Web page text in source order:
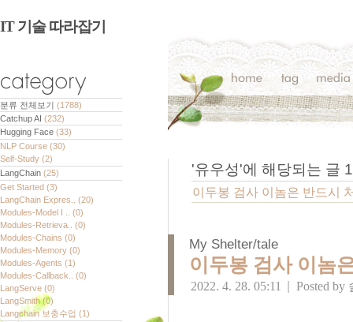
IT 기술 따라잡기
분류 전체보기 (1788)
Catchup AI (232)
Hugging Face (33)
NLP Course (30)
Self-Study (2)
LangChain (25)
Get Started (3)
LangChain Expres.. (20)
Modules-Model I .. (0)
Modules-Retrieva.. (0)
Modules-Chains (0)
Modules-Memory (0)
Modules-Agents (1)
Modules-Callback.. (0)
LangServe (0)
LangSmith(0)
Langchain 보충수업 (1)
'유우성'에 해당되는 글 1
이두봉 검사 이놈은 반드시
My Shelter/tale
이두봉 검사 이놈
2022. 4. 28. 05:11 Posted by